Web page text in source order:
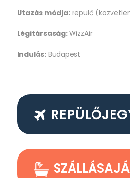
Utazás módja: repülő
Légitársaság:WizzAir
Indulás: Budapest